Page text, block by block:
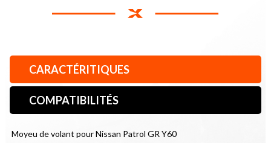
CARACTÉRITIQUES
COMPATIBILITÉS
Moyeu de volant pour Nissan Patrol GR Y60